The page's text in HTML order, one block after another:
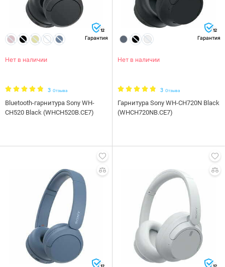
12
Гарантия
Нет в наличии
3 Отзыва
Bluetooth-гарнитура Sony WH-
CH520 Black (WHCH520B.CE7)
12
Гарантия
Нет в наличии
3 Отзыва
Гарнитура Sony WH-CH720N Black
(WHCH720NB.CE7)
12 12